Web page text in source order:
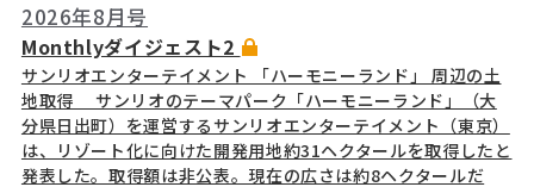
2026年8月号
Monthlyダイジェスト2
サンリオエンターテイメント 「ハーモニーランド」 周辺の土
地取得 サンリオのテーマパーク「ハーモニーランド」（大
分県日出町）を運営するサンリオエンターテイメント（東京）
は、リゾート化に向けた開発用地約31ヘクタールを取得したと
発表した。取得額は非公表。現在の広さは約8ヘクタールだ